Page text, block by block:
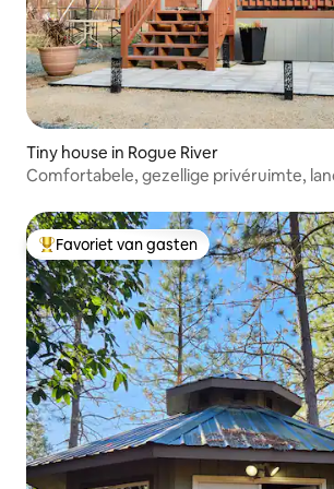
Tiny house in Rogue River
Comfortabele, gezellige privéruimte,
Topfavoriet van gasten
Favoriet van gasten